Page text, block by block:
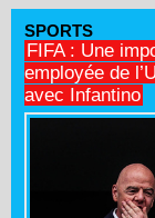
SPORTS
FIFA : Une
employée de
avec Infantino